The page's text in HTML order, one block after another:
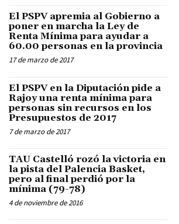
El PSPV apremia al Gobierno a
poner en marcha la Ley de
Renta Mínima para ayudar a
60.00 personas en la provincia
17 de marzo de 2017
El PSPV en la Diputación pide a
Rajoy una renta mínima para
personas sin recursos en los
Presupuestos de 2017
7 de marzo de 2017
TAU Castelló rozó la victoria en
la pista del Palencia Basket,
pero al final perdió por la
mínima (79-78)
4 de noviembre de 2016